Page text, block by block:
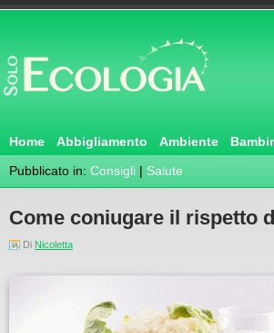
Home Abbigliamento Ambiente
Pubblicato in: Consigli | Salute
Come coniugare il rispetto
Di Nicoletta